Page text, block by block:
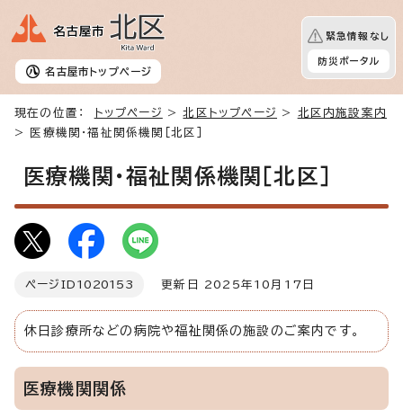
名古屋市 トップページ
緊急情報なし
防災ポータル
現在の位置： トップページ >北区トップページ > 北区内施設案内
> 医療機関・福祉関係機関［北区］
医療機関・福祉関係機関［北区］
ページID 1020153 更新日 2025年10月17日
休日診療所などの病院や福祉関係の施設のご案内です。
医療機関関係